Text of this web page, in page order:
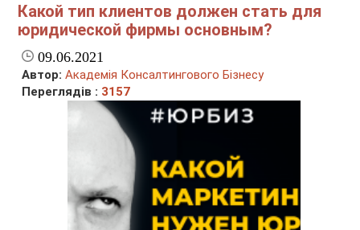
Какой тип клиентов должен стать для
юридической фирмы основным?
09.06.2021
Автор: Академія Консалтингового Бізнесу
Переглядів : 3157